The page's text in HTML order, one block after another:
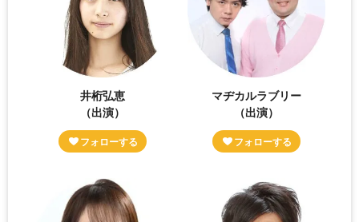
井桁弘恵
（出演）
マヂカルラブリー
（出演）